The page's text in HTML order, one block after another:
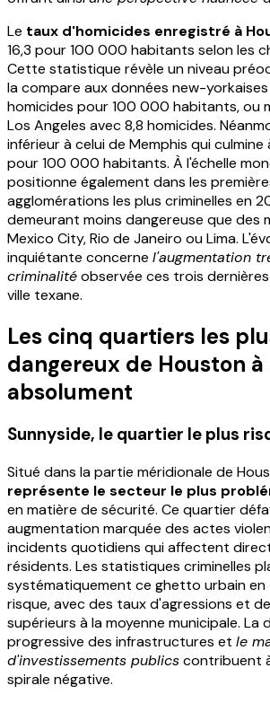
Le taux d'homicides enregistré à
16,3 pour 100 000 habitants selon les
Cette statistique révèle un niveau
la compare aux données new-
homicides pour 100 000 habitants, ou
Los Angeles avec 8,8 homicides.
inférieur à celui de Memphis qui
pour 100 000 habitants. À l'échelle
positionne également dans les
agglomérations les plus criminelles en
demeurant moins dangereuse que des
Mexico City, Rio de Janeiro ou Lima.
inquiétante concerne l'augmentation
criminalitéobservée ces trois
ville texane.
Les cinq quartiers les
dangereux de Houston
absolument
Sunnyside, le quartier le plus
Situé dans la partie méridionale de
représente le secteur le plus
en matière de sécurité. Ce quartier
augmentation marquée des actes
incidents quotidiens qui affectent
résidents. Les statistiques criminelles
systématiquement ce ghetto urbain
risque, avec des taux d'agressions et
supérieurs à la moyenne municipale. La
progressive des infrastructures et le
d'investissements publicscontribuent
spirale négative.